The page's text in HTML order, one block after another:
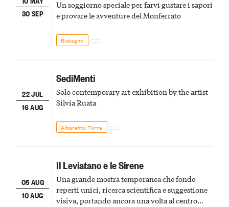
30 SEP
Un soggiorno speciale per farvi gustare i sapori
e provare le avventure del Monferrato
Bistagno
22 JUL
16 AUG
SediMenti
Solo contemporary art exhibition by the artist
Silvia Ruata
Albaretto Torre
05 AUG
10 AUG
Il Leviatano e le Sirene
Una grande mostra temporanea che fonde
reperti unici, ricerca scientifica e suggestione
visiva, portando ancora una volta al centro